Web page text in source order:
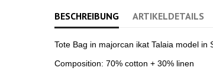
BESCHREIBUNG ARTIKELDETAILS
Tote Bag in majorcan ikat Talaia model in
Composition: 70% cotton + 30% linen